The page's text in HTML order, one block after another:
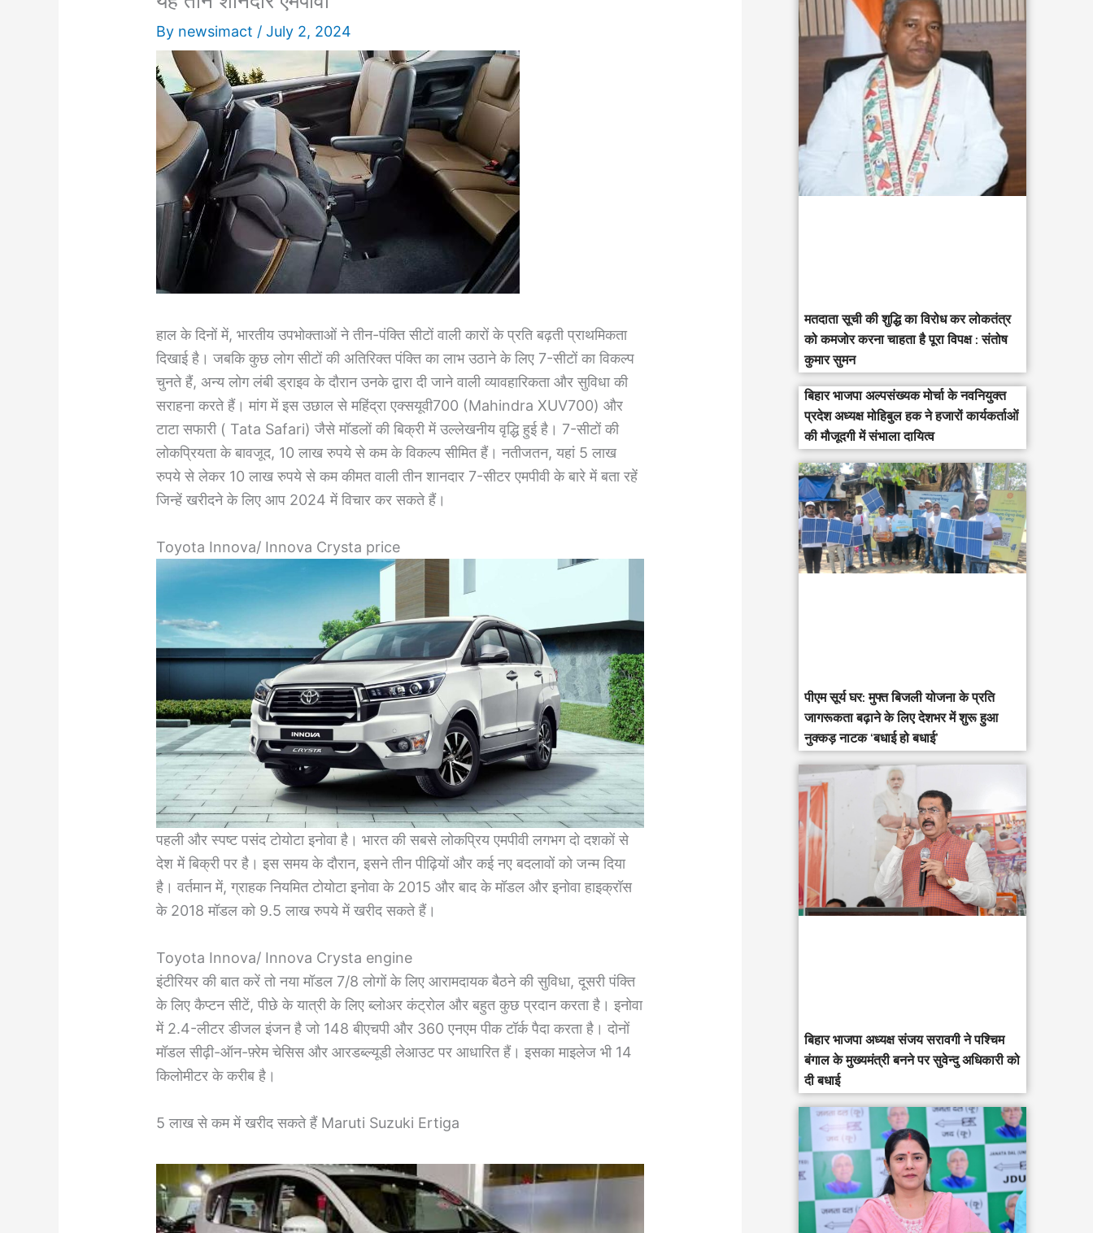
By newsimact /July 2, 2024
हाल के दिनों में, भारतीय उपभोक्ताओं ने तीन-पंक्ति सीटों वाली कारों के प्रति बढ़ती प्राथमिकता
दिखाई है। जबकि कुछ लोग सीटों की अतिरिक्त पंक्ति का लाभ उठाने के लिए 7-सीटों का विकल्प
चुनते हैं, अन्य लोग लंबी ड्राइव के दौरान उनके द्वारा दी जाने वाली व्यावहारिकता और सुविधा की
सराहना करते हैं। मांग में इस उछाल से महिंद्रा एक्सयूवी700 (Mahindra XUV700) और
टाटा सफारी ( Tata Safari) जैसे मॉडलों की बिक्री में उल्लेखनीय वृद्धि हुई है। 7-सीटों की
लोकप्रियता के बावजूद, 10 लाख रुपये से कम के विकल्प सीमित हैं। नतीजतन, यहां 5 लाख
रुपये से लेकर 10 लाख रुपये से कम कीमत वाली तीन शानदार 7-सीटर एमपीवी के बारे में बता रहें
जिन्हें खरीदने के लिए आप 2024 में विचार कर सकते हैं।
Toyota Innova/ Innova Crysta price
पहली और स्पष्ट पसंद टोयोटा इनोवा है। भारत की सबसे लोकप्रिय एमपीवी लगभग दो दशकों से
देश में बिक्री पर है। इस समय के दौरान, इसने तीन पीढ़ियों और कई नए बदलावों को जन्म दिया
है। वर्तमान में, ग्राहक नियमित टोयोटा इनोवा के 2015 और बाद के मॉडल और इनोवा हाइक्रॉस
के 2018 मॉडल को 9.5 लाख रुपये में खरीद सकते हैं।
Toyota Innova/ Innova Crysta engine
इंटीरियर की बात करें तो नया मॉडल 7/8 लोगों के लिए आरामदायक बैठने की सुविधा, दूसरी पंक्ति
के लिए कैप्टन सीटें, पीछे के यात्री के लिए ब्लोअर कंट्रोल और बहुत कुछ प्रदान करता है। इनोवा
में 2.4-लीटर डीजल इंजन है जो 148 बीएचपी और 360 एनएम पीक टॉर्क पैदा करता है। दोनों
मॉडल सीढ़ी-ऑन-फ़्रेम चेसिस और आरडब्ल्यूडी लेआउट पर आधारित हैं। इसका माइलेज भी 14
किलोमीटर के करीब है।
5 लाख से कम में खरीद सकते हैं Maruti Suzuki Ertiga
मतदाता सूची की शुद्धि का विरोध कर लोकतंत्र
को कमजोर करना चाहता है पूरा विपक्ष : संतोष
कुमार सुमन
बिहार भाजपा अल्पसंख्यक मोर्चा के नवनियुक्त
प्रदेश अध्यक्ष मोहिबुल हक ने हजारों कार्यकर्ताओं
की मौजूदगी में संभाला दायित्व
पीएम सूर्य घर: मुफ्त बिजली योजना के प्रति
जागरूकता बढ़ाने के लिए देशभर में शुरू हुआ
नुक्कड़ नाटक ‘बधाई हो बधाई’
‎बिहार भाजपा अध्यक्ष संजय सरावगी ने पश्चिम
बंगाल के मुख्यमंत्री बनने पर सुवेन्दु अधिकारी को
दी बधाई